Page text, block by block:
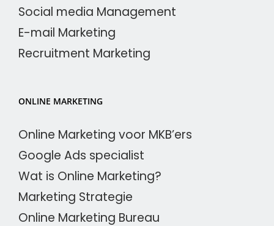
Social media Management
E-mail Marketing
Recruitment Marketing
ONLINE MARKETING
Online Marketing voor MKB’ers
Google Ads specialist
Wat is Online Marketing?
Marketing Strategie
Online Marketing Bureau